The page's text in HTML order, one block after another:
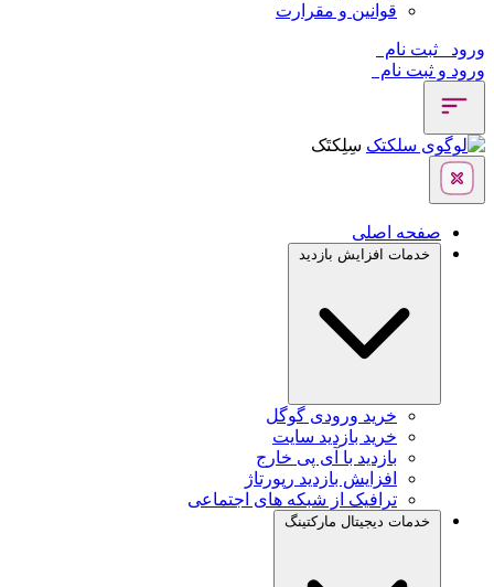
قوانین و مقرارت
ورود
ثبت نام
ورود و ثبت نام
سِلِکتَک
صفحه اصلی
خدمات افزایش بازدید
خرید ورودی گوگل
خرید بازدید سایت
بازدید با آی پی خارج
افزایش بازدید رپورتاژ
ترافیک از شبکه های اجتماعی
خدمات دیجیتال مارکتینگ